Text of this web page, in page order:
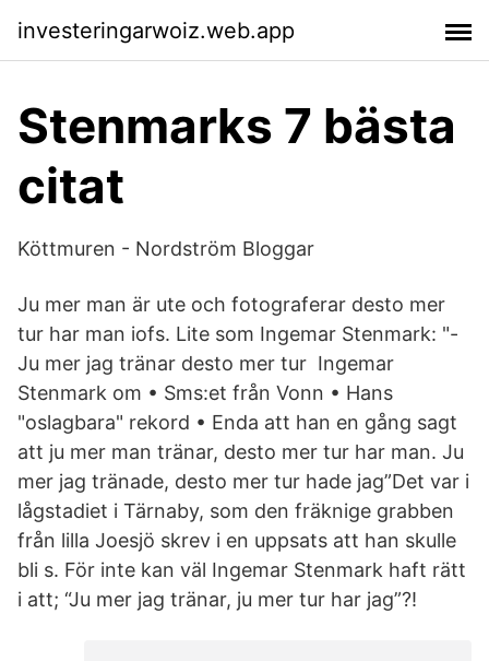
investeringarwoiz.web.app
Stenmarks 7 bästa
citat
Köttmuren - Nordström Bloggar
Ju mer man är ute och fotograferar desto mer
tur har man iofs. Lite som Ingemar Stenmark: "-
Ju mer jag tränar desto mer tur Ingemar
Stenmark om • Sms:et från Vonn • Hans
"oslagbara" rekord • Enda att han en gång sagt
att ju mer man tränar, desto mer tur har man. Ju
mer jag tränade, desto mer tur hade jag”Det var i
lågstadiet i Tärnaby, som den fräknige grabben
från lilla Joesjö skrev i en uppsats att han skulle
bli s. För inte kan väl Ingemar Stenmark haft rätt
i att; “Ju mer jag tränar, ju mer tur har jag”?!